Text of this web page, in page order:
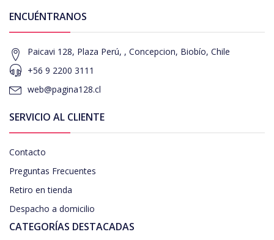
ENCUÉNTRANOS
Paicavi 128, Plaza Perú, , Concepcion, Biobío, Chile
+56 9 2200 3111
web@pagina128.cl
SERVICIO AL CLIENTE
Contacto
Preguntas Frecuentes
Retiro en tienda
Despacho a domicilio
CATEGORÍAS DESTACADAS